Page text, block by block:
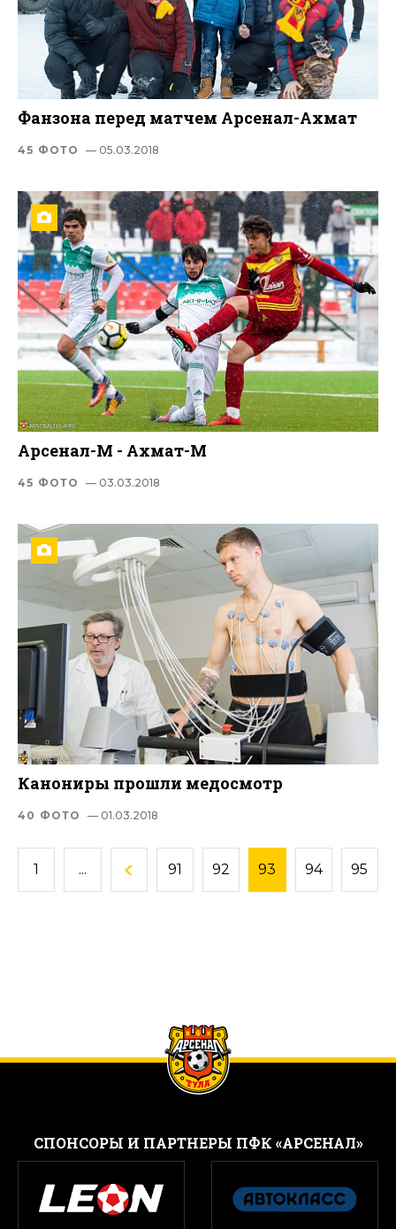
Фанзона перед матчем Арсенал-Ахмат
45 ФОТО — 05.03.2018
Арсенал-М - Ахмат-М
45 ФОТО — 03.03.2018
Канониры прошли медосмотр
40 ФОТО — 01.03.2018
1 ... 91 92 93 94 95
CПОНСОРЫ И ПАРТНЕРЫ ПФК «АРСЕНАЛ»